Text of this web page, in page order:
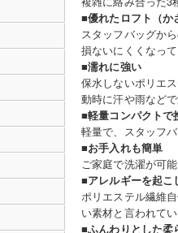
■優れたロフト（か
スタッフバッグか
損ないにくくなって
■濡れに強い
保水しないポリエ
動時に汗や雨など
■軽量コンパクトで
軽量で、スタッフ
■お手入れも簡単
ご家庭で洗濯が可
■アレルギーを起こ
ポリエステル繊維
い素材と言われてい
■ふんわりとした柔